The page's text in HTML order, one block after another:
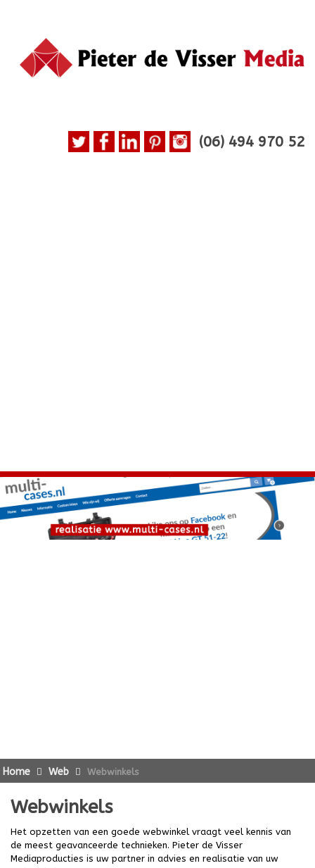
(06) 494 970 52
Home Web Webwinkels
Webwinkels
Het opzetten van een goede webwinkel vraagt veel kennis van
de meest geavanceerde technieken. Pieter de Visser
Mediaproducties is uw partner in advies en realisatie van uw